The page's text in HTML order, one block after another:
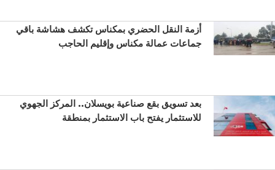
أزمة النقل الحضري بمكناس تكشف هشاشة باقي
جماعات عمالة مكناس وإقليم الحاجب
بعد تسويق بقع صناعية بويسلان.. المركز الجهوي
للاستثمار يفتح باب الاستثمار بمنطقة